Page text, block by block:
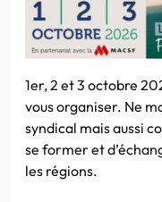
1er, 2 et 3 octobre
vous organiser. Ne
syndical mais aussi
se former et
les régions.